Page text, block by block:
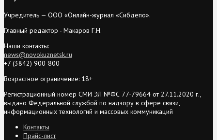
Учредитель — ООО «Онлайн-журнал «Сибдепо».
Главный редактор - Макаров Г.Н.
Наши контакты:
news@novokuznetsk.ru
+7 (3842) 900-800
Возрастное ограничение: 18+
Регистрационный номер СМИ ЭЛ №ФС 77-79664 от 27.11.2020 г.,
выдано Федеральной службой по надзору в сфере связи,
информационных технологий и массовых коммуникаций
Контакты
Прайс-лист